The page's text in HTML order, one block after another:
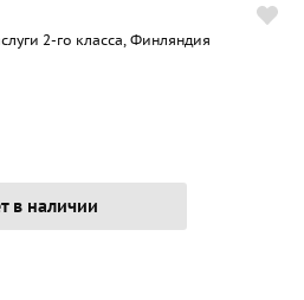
2-го класса, Финляндия
в наличии